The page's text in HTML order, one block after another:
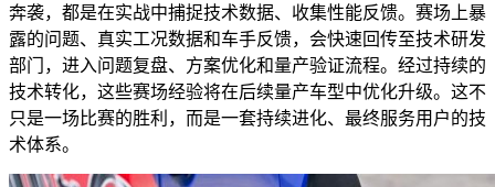
奔袭，都是在实战中捕捉技术数据、收集性能反馈。赛场上暴
露的问题、真实工况数据和车手反馈，会快速回传至技术研发
部门，进入问题复盘、方案优化和量产验证流程。经过持续的
技术转化，这些赛场经验将在后续量产车型中优化升级。这不
只是一场比赛的胜利，而是一套持续进化、最终服务用户的技
术体系。